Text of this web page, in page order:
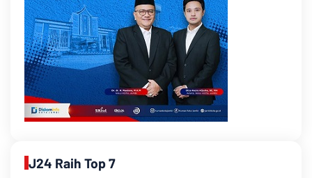
J24 Raih Top 7